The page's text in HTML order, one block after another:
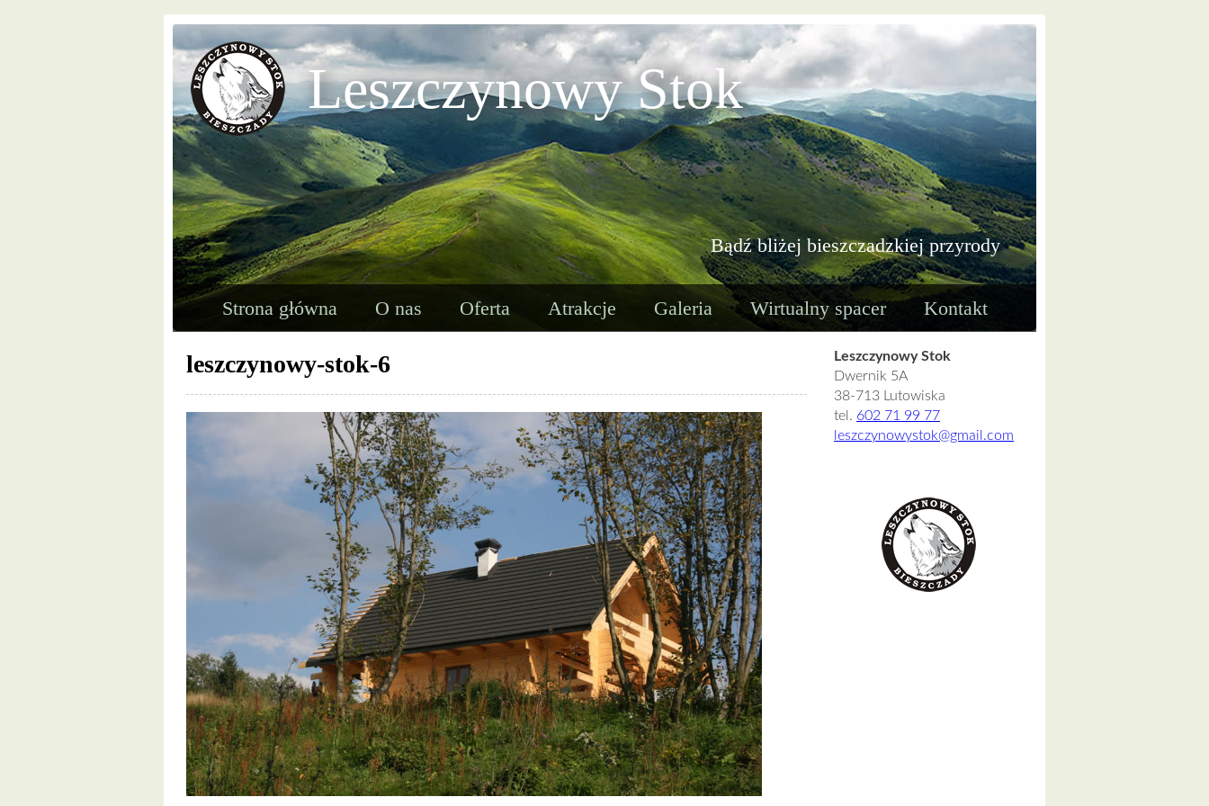
Leszczynowy Stok
Bądź bliżej bieszczadzkiej przyrody
Strona główna O nas Oferta Atrakcje Galeria Wirtualny spacer Kontakt
leszczynowy-stok-6
Leszczynowy Stok
Dwernik 5A
38-713 Lutowiska
tel. 602 71 99 77
leszczynowystok@gmail.com